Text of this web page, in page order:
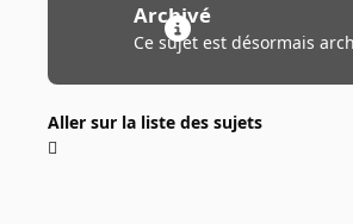
Archivé
Ce sujet est désormais
Aller sur la liste des sujets